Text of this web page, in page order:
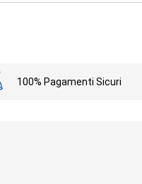
100% Pagamenti Sicuri